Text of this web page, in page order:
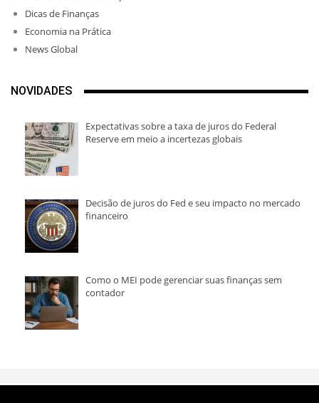
Dicas de Finanças
Economia na Prática
News Global
NOVIDADES
Expectativas sobre a taxa de juros do Federal
Reserve em meio a incertezas globais
Decisão de juros do Fed e seu impacto no mercado
financeiro
Como o MEI pode gerenciar suas finanças sem
contador